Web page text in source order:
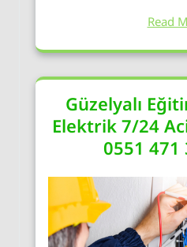
Read
Güzelyalı
Elektrik 7/24
0551 471